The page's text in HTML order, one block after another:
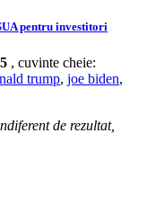
pentru investitori
, cuvinte cheie:
trump, joe biden,
de rezultat,